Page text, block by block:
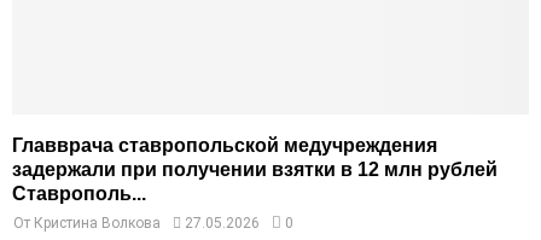
Главврача ставропольской медучреждения
задержали при получении взятки в 12 млн рублей
Ставрополь...
От Кристина Волкова 27.05.2026 0